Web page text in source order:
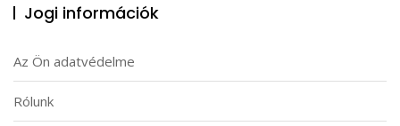
Jogi információk
Az Ön adatvédelme
Rólunk